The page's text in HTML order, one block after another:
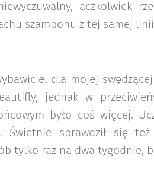
aczkolwiek
szamponu z tej samej
dla mojej swędzącej
jednak w
było coś więcej.
Świetnie sprawdził się
tylko raz na dwa tygodnie,